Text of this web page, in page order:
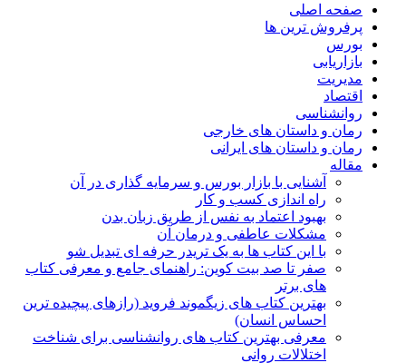
صفحه اصلی
پرفروش ترین ها
بورس
بازاریابی
مدیریت
اقتصاد
روانشناسی
رمان و داستان های خارجی
رمان و داستان های ایرانی
مقاله
آشنایی با بازار بورس و سرمایه گذاری در آن
راه اندازی کسب و کار
بهبود اعتماد به نفس از طریق زبان بدن
مشکلات عاطفی و درمان آن
با این کتاب ها به یک تریدر حرفه ای تبدیل شو
صفر تا صد بیت کوین: راهنمای جامع و معرفی کتاب
های برتر
بهترین کتاب های زیگموند فروید (رازهای پیچیده ترین
احساس انسان)
معرفی بهترین کتاب های روانشناسی برای شناخت
اختلالات روانی